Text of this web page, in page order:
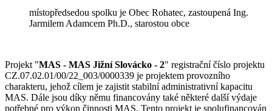
místopředsedou spolku je Obec Rohatec, zastoupená Ing.
Jarmilem Adamcem Ph.D., starostou obce
Projekt "MAS - MAS Jižní Slovácko - 2" registrační číslo projektu
CZ.07.02.01/00/22_003/0000339 je projektem provozního
charakteru, jehož cílem je zajistit stabilní administrativní kapacitu
MAS. Dále jsou díky němu financovány také některé další výdaje
potřebné pro výkon činnosti MAS. Tento projekt je spolufinancován